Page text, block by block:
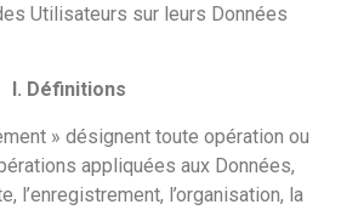
Utilisateurs sur leurs Données
I. Définitions
» désignent toute opération ou
appliquées aux Données,
l’enregistrement, l’organisation, la